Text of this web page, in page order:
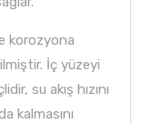
korozyona
İç yüzeyi
su akış hızını
kalmasını